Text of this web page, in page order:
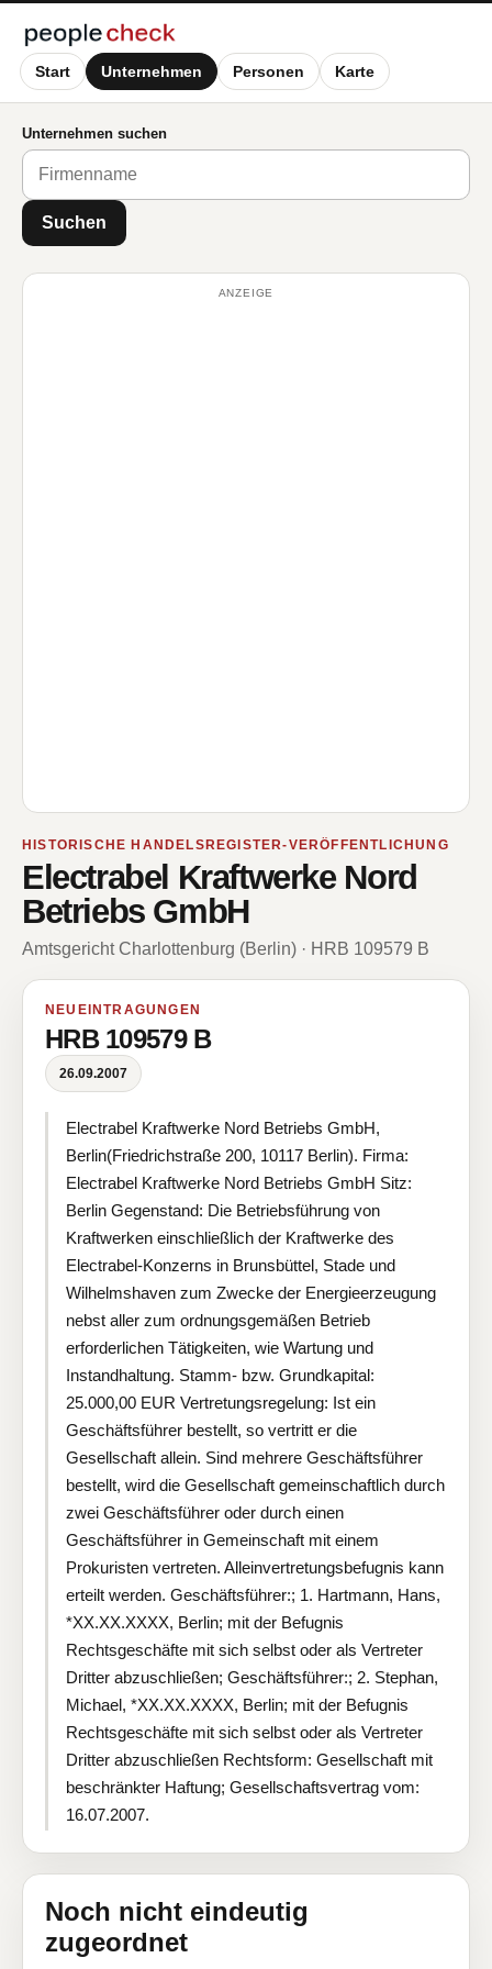
Start Unternehmen Personen Karte
Unternehmen suchen
Suchen
ANZEIGE
HISTORISCHE HANDELSREGISTER-VERÖFFENTLICHUNG
Electrabel Kraftwerke Nord
Betriebs GmbH
Amtsgericht Charlottenburg (Berlin) · HRB 109579 B
NEUEINTRAGUNGEN
HRB 109579 B
26.09.2007
Electrabel Kraftwerke Nord Betriebs GmbH,
Berlin(Friedrichstraße 200, 10117 Berlin). Firma:
Electrabel Kraftwerke Nord Betriebs GmbH Sitz:
Berlin Gegenstand: Die Betriebsführung von
Kraftwerken einschließlich der Kraftwerke des
Electrabel-Konzerns in Brunsbüttel, Stade und
Wilhelmshaven zum Zwecke der Energieerzeugung
nebst aller zum ordnungsgemäßen Betrieb
erforderlichen Tätigkeiten, wie Wartung und
Instandhaltung. Stamm- bzw. Grundkapital:
25.000,00 EUR Vertretungsregelung: Ist ein
Geschäftsführer bestellt, so vertritt er die
Gesellschaft allein. Sind mehrere Geschäftsführer
bestellt, wird die Gesellschaft gemeinschaftlich durch
zwei Geschäftsführer oder durch einen
Geschäftsführer in Gemeinschaft mit einem
Prokuristen vertreten. Alleinvertretungsbefugnis kann
erteilt werden. Geschäftsführer:; 1. Hartmann, Hans,
*XX.XX.XXXX, Berlin; mit der Befugnis
Rechtsgeschäfte mit sich selbst oder als Vertreter
Dritter abzuschließen; Geschäftsführer:; 2. Stephan,
Michael, *XX.XX.XXXX, Berlin; mit der Befugnis
Rechtsgeschäfte mit sich selbst oder als Vertreter
Dritter abzuschließen Rechtsform: Gesellschaft mit
beschränkter Haftung; Gesellschaftsvertrag vom:
16.07.2007.
Noch nicht eindeutig
zugeordnet